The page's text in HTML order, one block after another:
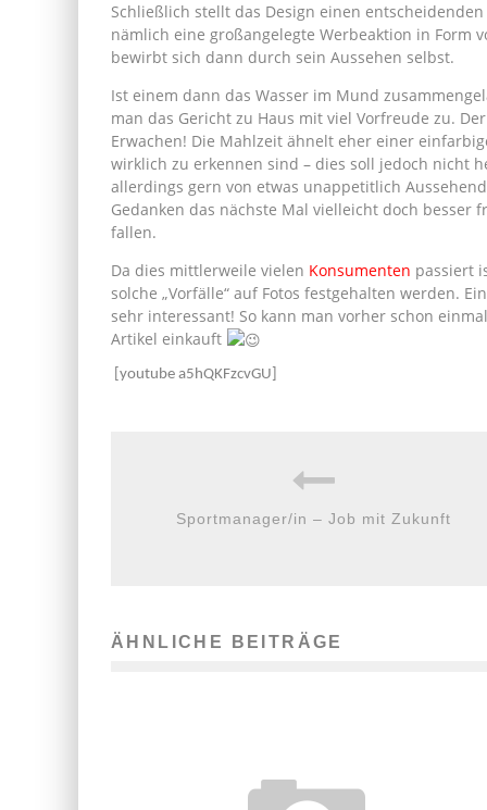
Schließlich stellt das Design einen entscheidenden
nämlich eine großangelegte Werbeaktion in Form
bewirbt sich dann durch sein Aussehen selbst.
Ist einem dann das Wasser im Mund
man das Gericht zu Haus mit viel Vorfreude zu.
Erwachen! Die Mahlzeit ähnelt eher einer
wirklich zu erkennen sind – dies soll jedoch nicht
allerdings gern von etwas unappetitlich
Gedanken das nächste Mal vielleicht doch besser
fallen.
Da dies mittlerweile vielen Konsumenten passiert
solche „Vorfälle“ auf Fotos festgehalten werden.
sehr interessant! So kann man vorher schon
Artikel einkauft
[youtube a5hQKFzcvGU]
Sportmanager/in – Job mit Zukunft
ÄHNLICHE BEITRÄGE